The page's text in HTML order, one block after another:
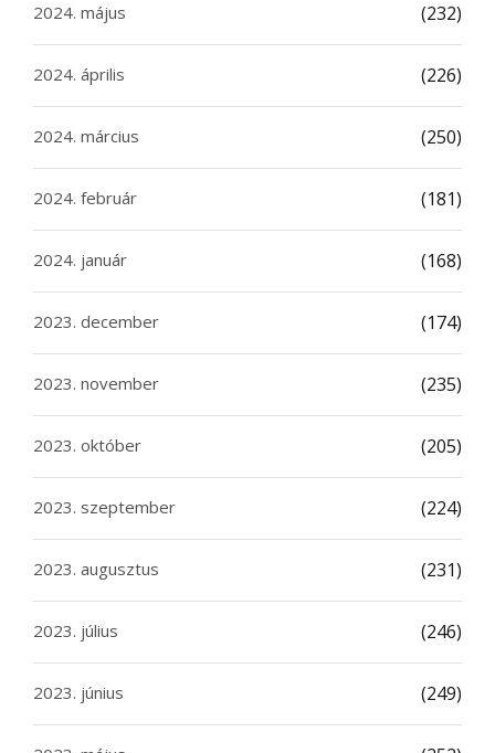
2024. május (232)
2024. április (226)
2024. március (250)
2024. február (181)
2024. január (168)
2023. december (174)
2023. november (235)
2023. október (205)
2023. szeptember (224)
2023. augusztus (231)
2023. július (246)
2023. június (249)